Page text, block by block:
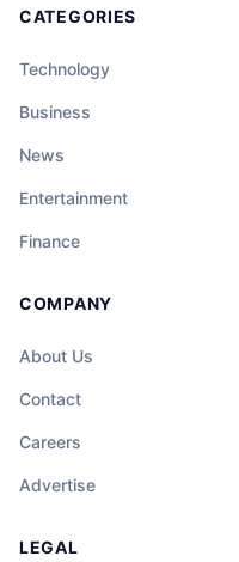
CATEGORIES
Technology
Business
News
Entertainment
Finance
COMPANY
About Us
Contact
Careers
Advertise
LEGAL